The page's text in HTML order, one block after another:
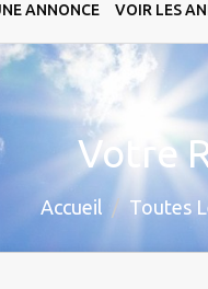
ANNONCE VOIR LES
Votre
Accueil Toutes